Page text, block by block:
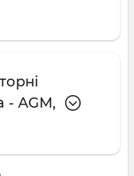
- AGM,